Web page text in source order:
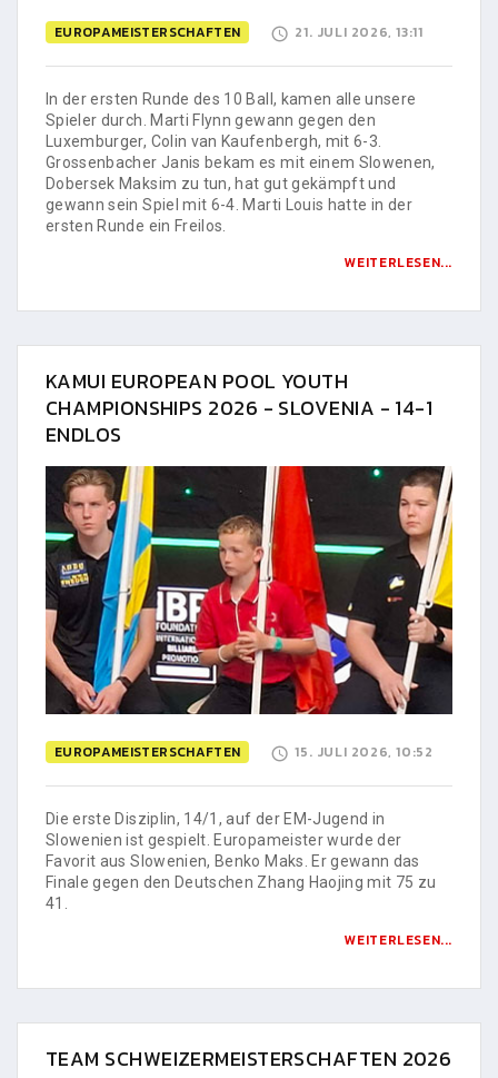
EUROPAMEISTERSCHAFTEN 21. JULI 2026, 13:11
In der ersten Runde des 10 Ball, kamen alle unsere
Spieler durch. Marti Flynn gewann gegen den
Luxemburger, Colin van Kaufenbergh, mit 6-3.
Grossenbacher Janis bekam es mit einem Slowenen,
Dobersek Maksim zu tun, hat gut gekämpft und
gewann sein Spiel mit 6-4. Marti Louis hatte in der
ersten Runde ein Freilos.
WEITERLESEN...
KAMUI EUROPEAN POOL YOUTH
CHAMPIONSHIPS 2026 - SLOVENIA - 14-1
ENDLOS
EUROPAMEISTERSCHAFTEN 15. JULI 2026, 10:52
Die erste Disziplin, 14/1, auf der EM-Jugend in
Slowenien ist gespielt. Europameister wurde der
Favorit aus Slowenien, Benko Maks. Er gewann das
Finale gegen den Deutschen Zhang Haojing mit 75 zu
41.
WEITERLESEN...
TEAM SCHWEIZERMEISTERSCHAFTEN 2026